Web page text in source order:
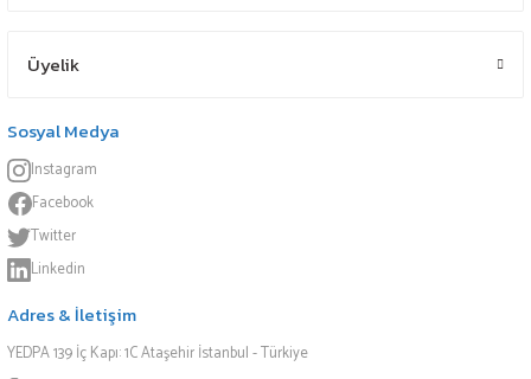
Üyelik
Sosyal Medya
Instagram
Facebook
Twitter
Linkedin
Adres & İletişim
YEDPA 139 İç Kapı: 1C Ataşehir İstanbul - Türkiye